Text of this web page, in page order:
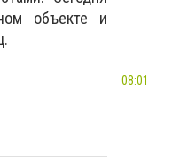
объекте и
08:01